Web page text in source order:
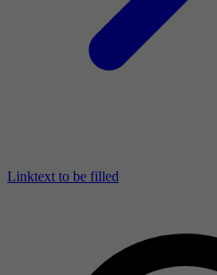
Linktext to be filled